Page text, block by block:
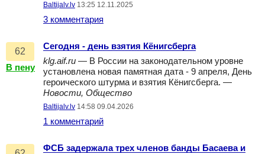
Baltijalv.lv 13:25 12.11.2025
3 комментария
62
В пену
Сегодня - день взятия Кёнигсберга
klg.aif.ru — В России на законодательном уровне
установлена новая памятная дата - 9 апреля, День
героического штурма и взятия Кёнигсберга. —
Новости, Общество
Baltijalv.lv 14:58 09.04.2026
1 комментарий
ФСБ задержала трех членов банды Басаева и